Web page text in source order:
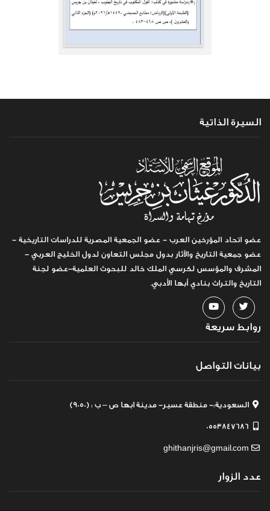
السيرة الذاتية
عضو اتحاد المؤرخين العرب - عضو الجمعية المصرية للدراسات التاريخية -
عضو جمعية التاريخ والآثار بدول مجلس التعاون لدول الخليج العربي -
المشرف والمؤسس لكرسي الملك خالد للبحوث العلمية-عضو لجنة
التاريخ والتراث بنادي أبها الأدبي.
روابط سريعة
بيانات التواصل
السعودية:- منطقة عسير- مدينة ابها ص – ب : (9050)
0553847686
ghithanjris@gmail.com
عدد الزوار